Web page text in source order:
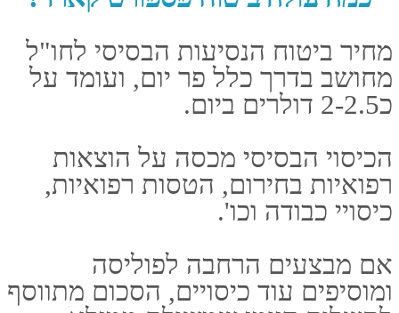
ביטוח נסיעות לחול
ביטוח טיסה
חברת ביטוח פספורטכארד
ביטוח רפואי לחו"ל
האתר נבנה ע"י קידום פלוס
בניית אתרים וקידום אתרים